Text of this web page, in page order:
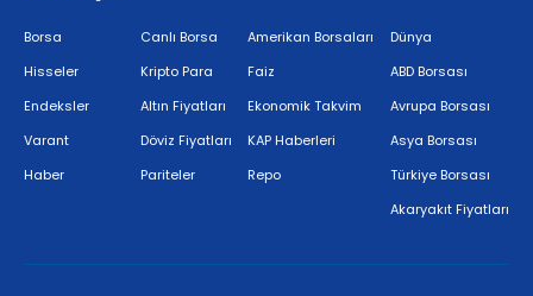
Borsa
Hisseler
Endeksler
Varant
Haber
Canlı Borsa
Kripto Para
Altın Fiyatları
Döviz Fiyatları
Pariteler
Amerikan Borsaları
Faiz
Ekonomik Takvim
KAP Haberleri
Repo
Dünya
ABD Borsası
Avrupa Borsası
Asya Borsası
Türkiye Borsası
Akaryakıt Fiyatları